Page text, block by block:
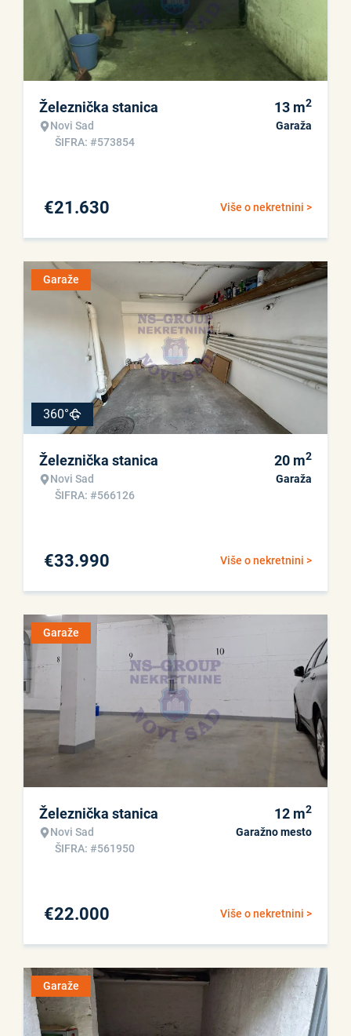
Železnička stanica
Novi Sad
ŠIFRA: #573854
13 m2
Garaža
Više o nekretnini >
€21.630
Garaže
360°
Železnička stanica
Novi Sad
ŠIFRA: #566126
20 m2
Garaža
Više o nekretnini >
€33.990
Garaže
Železnička stanica
Novi Sad
ŠIFRA: #561950
12 m2
Garažno mesto
Više o nekretnini >
€22.000
Garaže